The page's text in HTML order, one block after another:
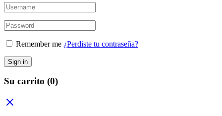
Remember me ¿Perdiste tu contraseña?
Sign in
Su carrito (0)